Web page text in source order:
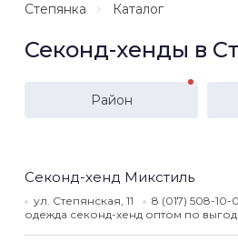
Степянка Каталог
Секонд-хенды в
Район
Секонд-хенд Микстиль
ул. Степянская, 11 8 (017) 508-10-
одежда секонд-хенд оптом по